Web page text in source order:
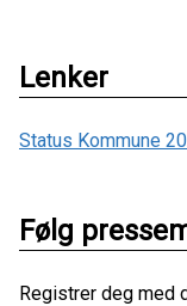
Lenker
Status Kommune
Følg
Registrer deg med